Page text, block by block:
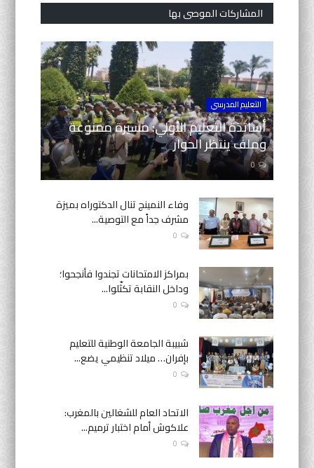
المشاركات الموصى بها
التعليم المدرسي
أساتذة التعليم الأولي: مسيرة ممنوعة
وملف ينتظر الحوار
0
وفاء النمينج تنال الدكتوراه بميزة
مشرف جداً مع التوصية...
0
بمراكز الامتحانات تجندوا فأنجحوا؛
وداخل النقابة تكثّلوا...
0
شبيبة الجامعة الوطنية للتعليم
بإفران… ميلاد تنظيمي يضع...
0
الاتحاد العام للشغالين بالمغرب:
علاكوش أمام اختبار ترميم...
0